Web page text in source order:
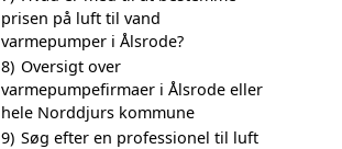
prisen på luft til vand
varmepumper i Ålsrode?
8) Oversigt over
varmepumpefirmaer i Ålsrode eller
hele Norddjurs kommune
9) Søg efter en professionel til luft